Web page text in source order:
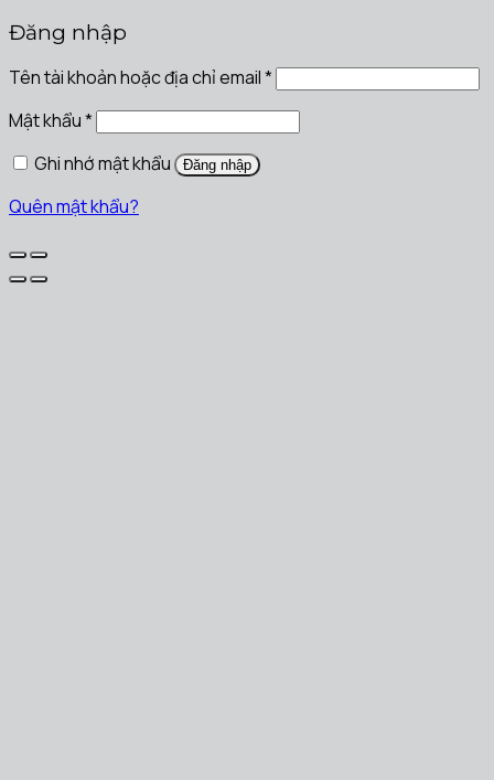
Đăng nhập
Tên tài khoản hoặc địa chỉ email*
Mật khẩu*
Ghi nhớ mật khẩu
Đăng nhập
Quên mật khẩu?